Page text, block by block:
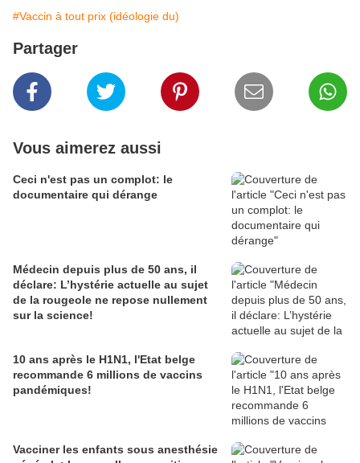
#Vaccin à tout prix (idéologie du)
Partager
Vous aimerez aussi
Ceci n'est pas un complot: le
documentaire qui dérange
Médecin depuis plus de 50 ans, il
déclare: L’hystérie actuelle au sujet
de la rougeole ne repose nullement
sur la science!
10 ans après le H1N1, l'Etat belge
recommande 6 millions de vaccins
pandémiques!
Vacciner les enfants sous anesthésie